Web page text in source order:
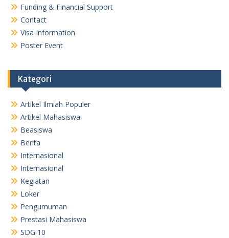
Funding & Financial Support
Contact
Visa Information
Poster Event
Kategori
Artikel Ilmiah Populer
Artikel Mahasiswa
Beasiswa
Berita
Internasional
Internasional
Kegiatan
Loker
Pengumuman
Prestasi Mahasiswa
SDG 10